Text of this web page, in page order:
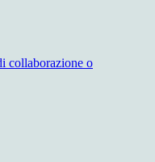
collaborazione o